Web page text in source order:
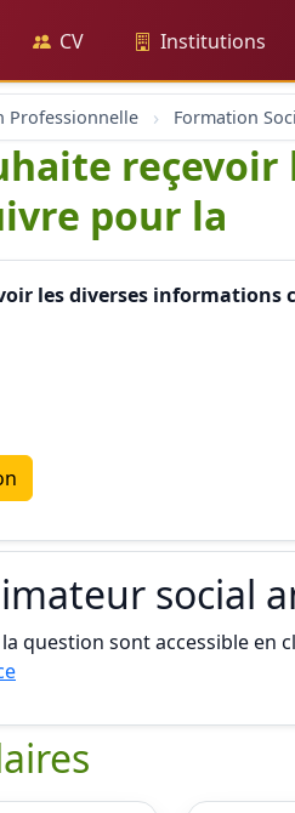
CV Institutions
Professionnelle Formation
pour la
les diverses
social
question sont accessible en